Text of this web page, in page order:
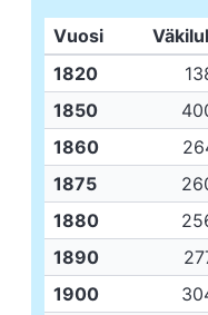
Vuosi
1820
1850
1860
1875
1880
1890
1900